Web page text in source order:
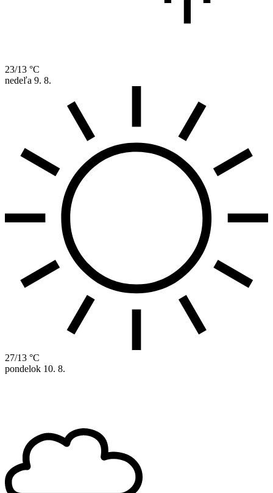
23/13 °C
nedeľa 9. 8.
27/13 °C
pondelok 10. 8.